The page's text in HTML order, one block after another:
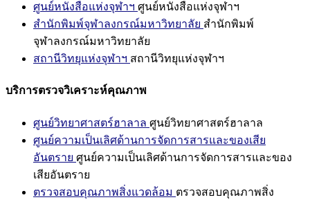
ศูนย์หนังสือแห่งจุฬาฯ ศูนย์หนังสือแห่งจุฬาฯ
สำนักพิมพ์จุฬาลงกรณ์มหาวิทยาลัย สำนักพิมพ์
จุฬาลงกรณ์มหาวิทยาลัย
สถานีวิทยุแห่งจุฬาฯ สถานีวิทยุแห่งจุฬาฯ
บริการตรวจวิเคราะห์คุณภาพ
ศูนย์วิทยาศาสตร์ฮาลาล ศูนย์วิทยาศาสตร์ฮาลาล
ศูนย์ความเป็นเลิศด้านการจัดการสารและของเสีย
อันตราย ศูนย์ความเป็นเลิศด้านการจัดการสารและของ
เสียอันตราย
ตรวจสอบคุณภาพสิ่งแวดล้อม ตรวจสอบคุณภาพสิ่ง